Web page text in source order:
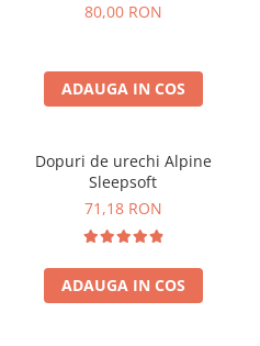
80,00 RON
ADAUGA IN COS
Dopuri de urechi Alpine
Sleepsoft
71,18 RON
ADAUGA IN COS